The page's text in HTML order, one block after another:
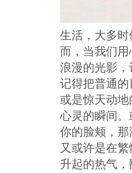
生活，大多
而，当我们
浪漫的光影
记得把普通
或是惊天动
心灵的瞬间
你的脸颊，
又或许是在
升起的热气